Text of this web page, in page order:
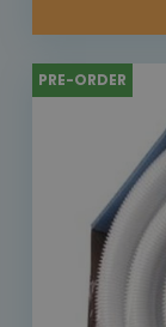
PRE-ORDER